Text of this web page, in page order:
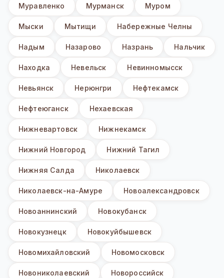
Муравленко Мурманск Муром
Мыски Мытищи Набережные Челны
Надым Назарово Назрань Нальчик
Находка Невельск Невинномысск
Невьянск Нерюнгри Нефтекамск
Нефтеюганск Нехаевская
Нижневартовск Нижнекамск
Нижний Новгород Нижний Тагил
Нижняя Салда Николаевск
Николаевск-на-Амуре Новоалександровск
Новоаннинский Новокубанск
Новокузнецк Новокуйбышевск
Новомихайловский Новомосковск
Новониколаевский Новороссийск